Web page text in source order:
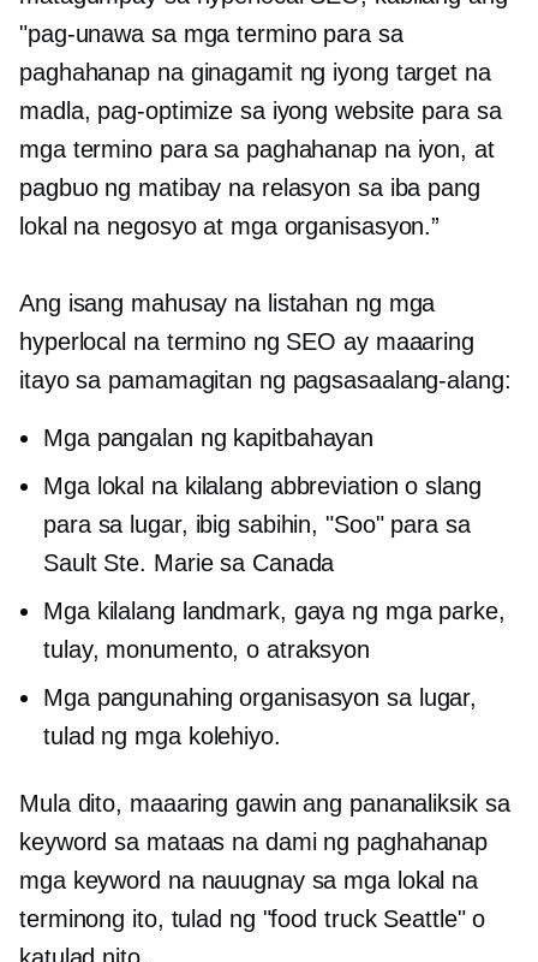
"pag-unawa sa mga termino para sa
paghahanap na ginagamit ng iyong target na
madla, pag-optimize sa iyong website para sa
mga termino para sa paghahanap na iyon, at
pagbuo ng matibay na relasyon sa iba pang
lokal na negosyo at mga organisasyon.”
Ang isang mahusay na listahan ng mga
hyperlocal na termino ng SEO ay maaaring
itayo sa pamamagitan ng pagsasaalang-alang:
Mga pangalan ng kapitbahayan
Mga lokal na kilalang abbreviation o slang
para sa lugar, ibig sabihin, "Soo" para sa
Sault Ste. Marie sa Canada
Mga kilalang landmark, gaya ng mga parke,
tulay, monumento, o atraksyon
Mga pangunahing organisasyon sa lugar,
tulad ng mga kolehiyo.
Mula dito, maaaring gawin ang pananaliksik sa
keyword sa mataas na dami ng paghahanap
mga keyword na nauugnay sa mga lokal na
terminong ito, tulad ng "food truck Seattle" o